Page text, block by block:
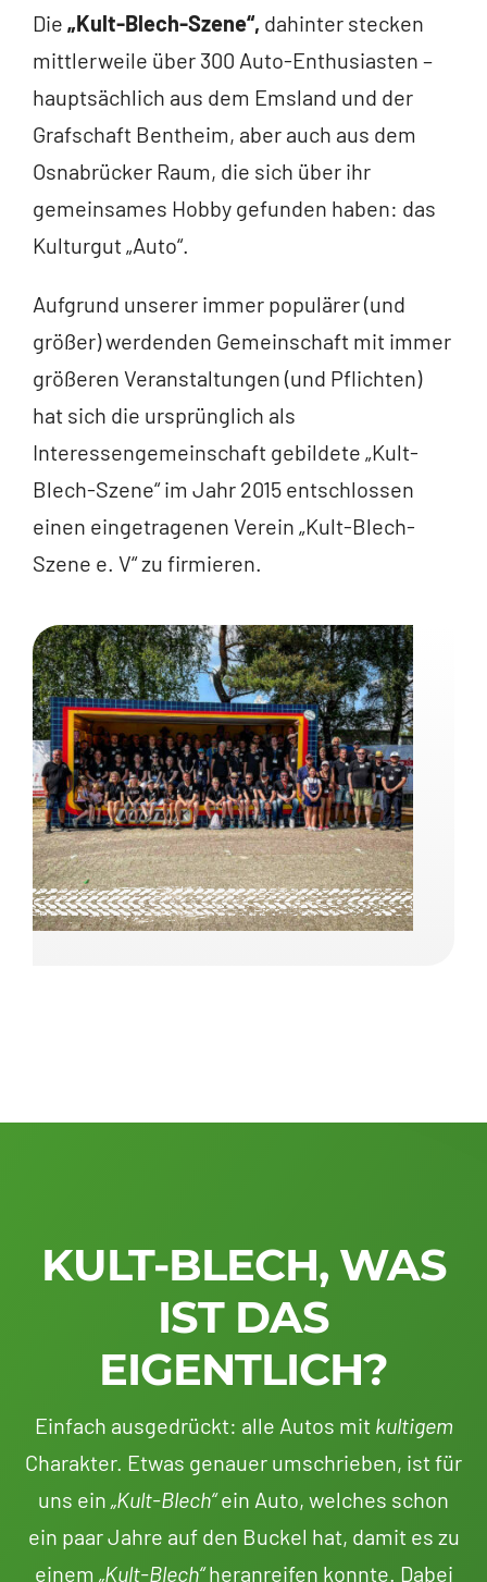
Die „Kult-Blech-Szene“, dahinter stecken
mittlerweile über 300 Auto-Enthusiasten –
hauptsächlich aus dem Emsland und der
Grafschaft Bentheim, aber auch aus dem
Osnabrücker Raum, die sich über ihr
gemeinsames Hobby gefunden haben: das
Kulturgut „Auto“.
Aufgrund unserer immer populärer (und
größer) werdenden Gemeinschaft mit immer
größeren Veranstaltungen (und Pflichten)
hat sich die ursprünglich als
Interessengemeinschaft gebildete „Kult-
Blech-Szene“ im Jahr 2015 entschlossen
einen eingetragenen Verein „Kult-Blech-
Szene e. V“ zu firmieren.
KULT-BLECH, WAS
IST DAS
EIGENTLICH?
Einfach ausgedrückt: alle Autos mit kultigem
Charakter. Etwas genauer umschrieben, ist für
uns ein „Kult-Blech“ein Auto, welches schon
ein paar Jahre auf den Buckel hat, damit es zu
einem „Kult-Blech“heranreifen konnte. Dabei